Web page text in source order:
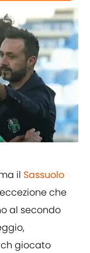
il Sassuolo
che
al secondo
giocato